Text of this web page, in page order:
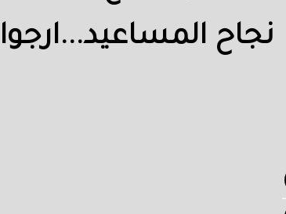
نجاح